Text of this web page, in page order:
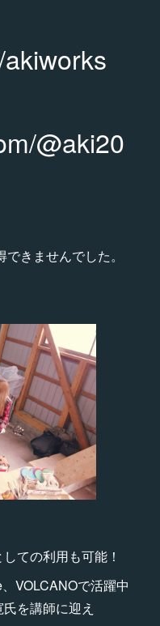
@aki20
きませんでした。
ての利用も可能！
VOLCANOで活躍中
を講師に迎え